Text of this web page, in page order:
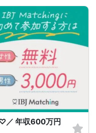
／ 年収600万円